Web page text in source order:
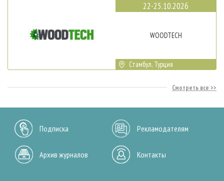
22-25.10.2026
WOODTECH
Стамбул, Турция
Смотреть все
Подписка Рекламодателям
Архив журналов Контакты